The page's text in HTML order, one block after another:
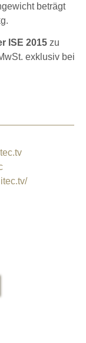
beträgt
ISE 2015 zu
exklusiv bei